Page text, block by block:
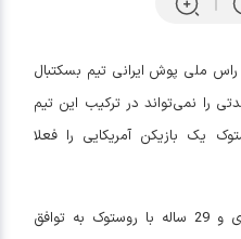
ملی پوش ایرانی تیم بسکتبال
نمی‌تواند در ترکیب این تیم
یک بازیکن آمریکایی را فعلا
روستوکبه توافق